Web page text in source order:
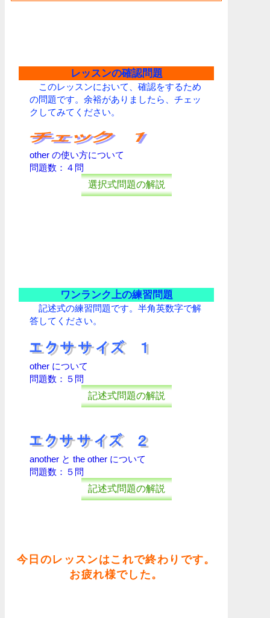
レッスンの確認問題
このレッスンにおいて、確認をするため
の問題です。余裕がありましたら、チェッ
クしてみてください。
other の使い方について
問題数：４問
選択式問題の解説
ワンランク上の練習問題
記述式の練習問題です。半角英数字で解
答してください。
other について
問題数：５問
記述式問題の解説
another と the other について
問題数：５問
記述式問題の解説
今日のレッスンはこれで終わりです。
お疲れ様でした。